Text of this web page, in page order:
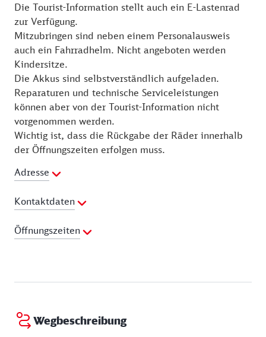
Die Tourist-Information stellt auch ein E-Lastenrad
zur Verfügung.
Mitzubringen sind neben einem Personalausweis
auch ein Fahrradhelm. Nicht angeboten werden
Kindersitze.
Die Akkus sind selbstverständlich aufgeladen.
Reparaturen und technische Serviceleistungen
können aber von der Tourist-Information nicht
vorgenommen werden.
Wichtig ist, dass die Rückgabe der Räder innerhalb
der Öffnungszeiten erfolgen muss.
Adresse
Kontaktdaten
Telefon:0871 922050
E-Mail Adresse:
kontakt.html
Öffnungszeiten
Dienstag:09:00 - 18:00 Uhr
Donnerstag:
Freitag:09:00 - 18:00 Uhr
Wegbeschreibung